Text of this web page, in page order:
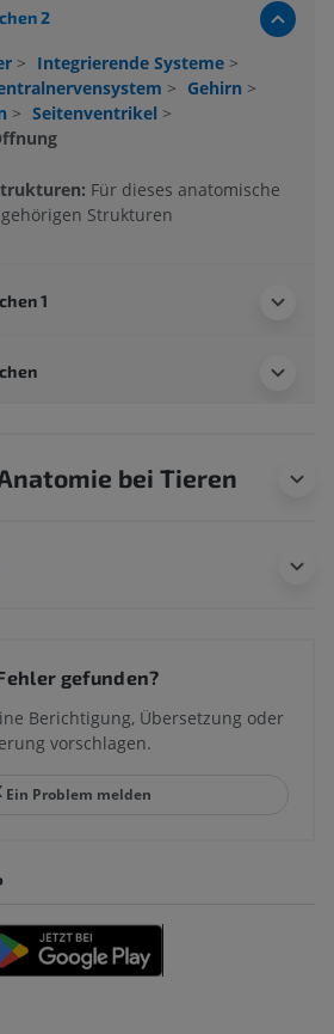
2
> Integrierende Systeme >
> Gehirn >
> Seitenventrikel >
Für dieses anatomische
Strukturen
1
bei Tieren
gefunden?
Berichtigung, Übersetzung oder
vorschlagen.
Ein Problem melden